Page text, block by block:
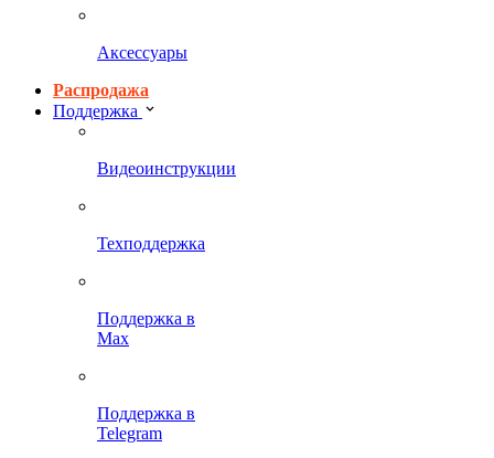
Аксессуары
Распродажа
Поддержка
Видеоинструкции
Техподдержка
Поддержка в
Max
Поддержка в
Telegram